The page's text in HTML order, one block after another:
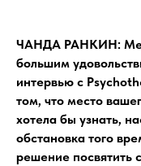
ЧАНДА РАНКИН:
большим
интервью с
том, что место
хотела бы узнать,
обстановка того
решение посвятить